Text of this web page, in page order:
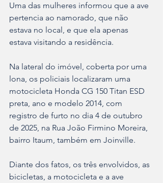
Uma das mulheres informou que a ave
pertencia ao namorado, que não
estava no local, e que ela apenas
estava visitando a residência.
Na lateral do imóvel, coberta por uma
lona, os policiais localizaram uma
motocicleta Honda CG 150 Titan ESD
preta, ano e modelo 2014, com
registro de furto no dia 4 de outubro
de 2025, na Rua João Firmino Moreira,
bairro Itaum, também em Joinville.
Diante dos fatos, os três envolvidos, as
bicicletas, a motocicleta e a ave